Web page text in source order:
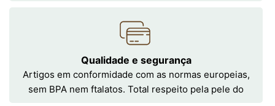
Qualidade e segurança
Artigos em conformidade com as normas europeias,
sem BPA nem ftalatos. Total respeito pela pele do